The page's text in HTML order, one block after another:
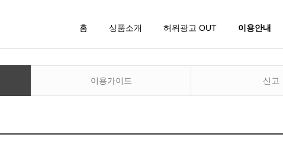
홈 상품소개 허위광고 OUT 이용안내
이용가이드 신고